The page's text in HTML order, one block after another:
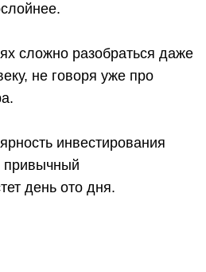
сложно разобраться даже
не говоря уже про
инвестирования
привычный
день ото дня.